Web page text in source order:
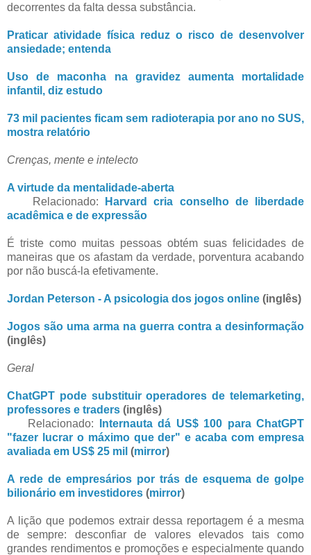
decorrentes da falta dessa substância.
Praticar atividade física reduz o risco de desenvolver
ansiedade; entenda
Uso de maconha na gravidez aumenta mortalidade
infantil, diz estudo
73 mil pacientes ficam sem radioterapia por ano no SUS,
mostra relatório
Crenças, mente e intelecto
A virtude da mentalidade-aberta
Relacionado:
Harvard cria conselho de liberdade
acadêmica e de expressão
É triste como muitas pessoas obtém suas felicidades de
maneiras que os afastam da verdade, porventura acabando
por não buscá-la efetivamente.
Jordan Peterson - A psicologia dos jogos online (inglês)
Jogos são uma arma na guerra contra a desinformação
(inglês)
Geral
ChatGPT pode substituir operadores de telemarketing,
professores e traders (inglês)
Relacionado:
Internauta dá US$ 100 para ChatGPT
"fazer lucrar o máximo que der" e acaba com empresa
avaliada em US$ 25 mil (mirror)
A rede de empresários por trás de esquema de golpe
bilionário em investidores (mirror)
A lição que podemos extrair dessa reportagem é a mesma
de sempre: desconfiar de valores elevados tais como
grandes rendimentos e promoções e especialmente quando